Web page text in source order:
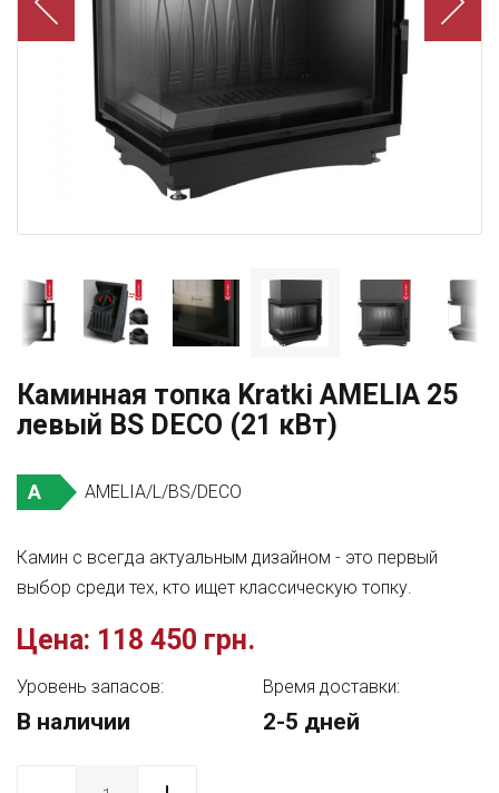
Каминная топка Kratki AMELIA 25
левый BS DECO (21 кВт)
A AMELIA/L/BS/DECO
Камин с всегда актуальным дизайном - это первый
выбор среди тех, кто ищет классическую топку.
Цена: 118 450 грн.
Уровень запасов:
В наличии
Время доставки:
2-5 дней